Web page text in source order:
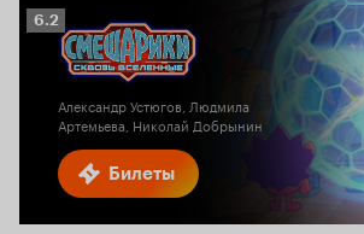
Билеты
Рейтинг
Кинопоиска
6.2
Александр Устюгов, Людмила
Артемьева, Николай Добрынин